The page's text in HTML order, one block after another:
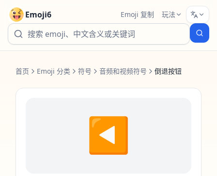
Emoji6 Emoji 复制 玩法
首页 Emoji 分类 符号 音频和视频符号 倒退按钮
◀️